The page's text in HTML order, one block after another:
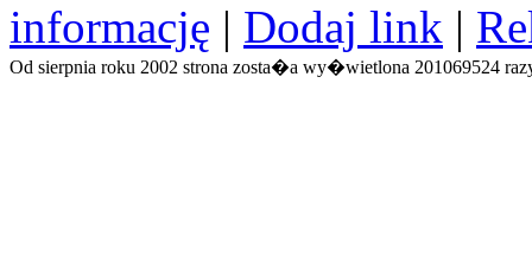
informację | Dodaj link |
Od sierpnia roku 2002 strona zosta�a wy�wietlona 201069524